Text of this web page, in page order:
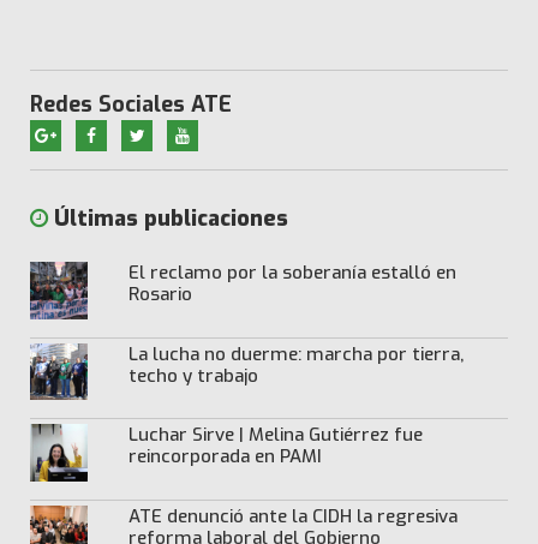
Redes Sociales ATE
Últimas publicaciones
El reclamo por la soberanía estalló en
Rosario
La lucha no duerme: marcha por tierra,
techo y trabajo
Luchar Sirve | Melina Gutiérrez fue
reincorporada en PAMI
ATE denunció ante la CIDH la regresiva
reforma laboral del Gobierno